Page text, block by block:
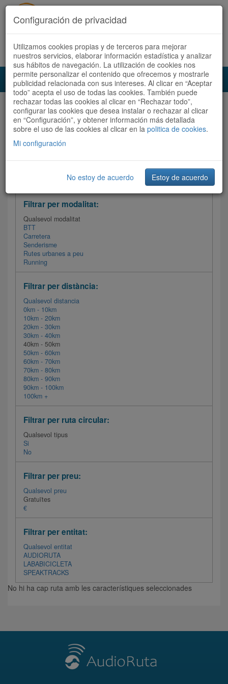
Accedeix Registra't ara Español Català
Audioruta Totes les rutes
Totes les rutes Ordenar per:Més recents/ Dificultat
Filtrar les rutes
Filtrar per modalitat:
Qualsevol modalitat
BTT
Carretera
Senderisme
Rutes urbanes a peu
Running
Filtrar per distància:
Qualsevol distancia
0km - 10km
10km - 20km
20km - 30km
30km - 40km
40km - 50km
50km - 60km
60km - 70km
70km - 80km
80km - 90km
90km - 100km
100km +
Filtrar per ruta circular:
Qualsevol tipus
Si
No
Filtrar per preu:
Qualsevol preu
Gratuïtes
€
Filtrar per entitat:
Qualsevol entitat
AUDIORUTA
LABABICICLETA
SPEAKTRACKS
No hi ha cap ruta amb les característiques seleccionades
Configuración de privacidad
Utilizamos cookies propias y de terceros para mejorar
nuestros servicios, elaborar información estadística y analizar
sus hábitos de navegación. La utilización de cookies nos
permite personalizar el contenido que ofrecemos y mostrarle
publicidad relacionada con sus intereses. Al clicar en “Aceptar
todo” acepta el uso de todas las cookies. También puede
rechazar todas las cookies al clicar en “Rechazar todo”,
configurar las cookies que desea instalar o rechazar al clicar
en “Configuración”, y obtener información más detallada
sobre el uso de las cookies al clicar en la politica de cookies.
Mi configuración
No estoy de acuerdo Estoy de acuerdo